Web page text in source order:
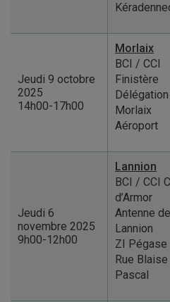
Jeudi 9 octobre
2025
14h00-17h00
Morlaix
BCI / CCI
Finistère
Morlaix
Aéroport
Jeudi 6
novembre 2025
9h00-12h00
Lannion
BCI / CCI
d’Armor
Antenne de
Lannion
ZI Pégase
Rue Blaise
Pascal